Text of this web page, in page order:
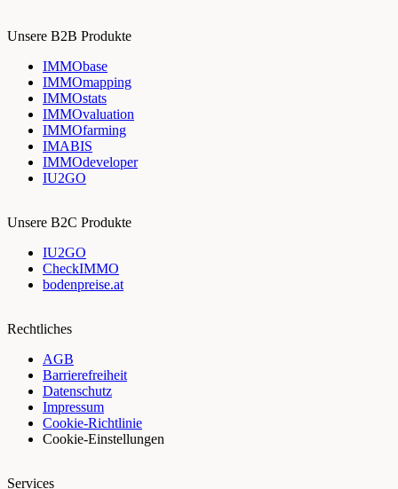
Unsere B2B Produkte
IMMObase
IMMOmapping
IMMOstats
IMMOvaluation
IMMOfarming
IMABIS
IMMOdeveloper
IU2GO
Unsere B2C Produkte
IU2GO
CheckIMMO
bodenpreise.at
Rechtliches
AGB
Barrierefreiheit
Datenschutz
Impressum
Cookie-Richtlinie
Cookie-Einstellungen
Services